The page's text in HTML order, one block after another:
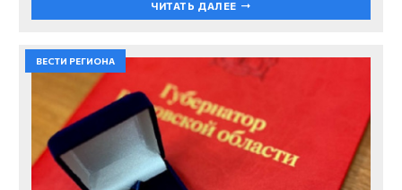
ЧИТАТЬ ДАЛЕЕ
ВЕСТИ РЕГИОНА